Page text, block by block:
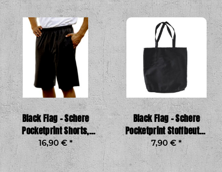
Black Flag – Schere
Pocketprint Shorts,
schwarz
16,90 € *
Black Flag – Schere
Pocketprint Stoffbeutel,
schwarz
7,90 € *